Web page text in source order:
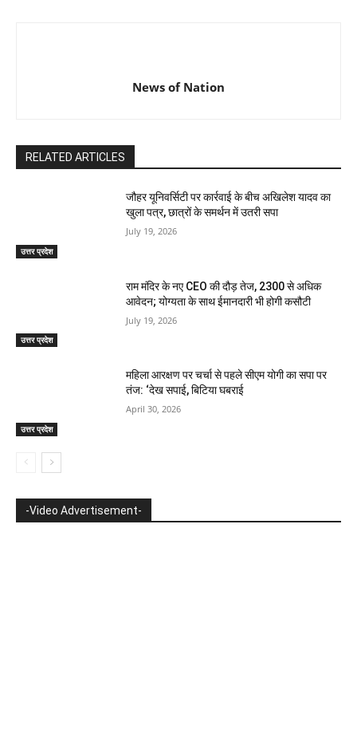
News of Nation
RELATED ARTICLES
उत्तर प्रदेश
जौहर यूनिवर्सिटी पर कार्रवाई के बीच अखिलेश यादव का
खुला पत्र, छात्रों के समर्थन में उतरी सपा
July 19, 2026
उत्तर प्रदेश
राम मंदिर के नए CEO की दौड़ तेज, 2300 से अधिक
आवेदन; योग्यता के साथ ईमानदारी भी होगी कसौटी
July 19, 2026
उत्तर प्रदेश
महिला आरक्षण पर चर्चा से पहले सीएम योगी का सपा पर
तंज: ‘देख सपाई, बिटिया घबराई
April 30, 2026
-Video Advertisement-